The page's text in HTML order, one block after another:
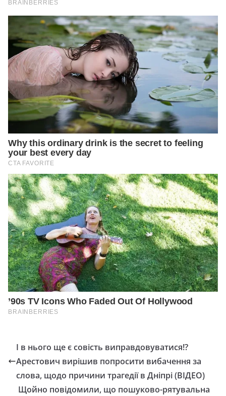
І в нього ще є совість виправдовуватися!?
Арестович вирішив попросити вибачення за
слова, щодо причини трагeдії в Дніпрі (ВІДЕО)
Щойно повідомили, що пошуково-рятувальна